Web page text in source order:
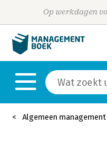
Op werkdagen
Algemeen management